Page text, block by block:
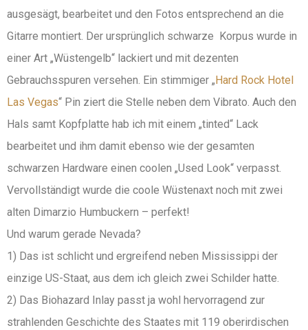
ausgesägt, bearbeitet und den Fotos entsprechend an die
Gitarre montiert. Der ursprünglich schwarze Korpus wurde in
einer Art „Wüstengelb“ lackiert und mit dezenten
Gebrauchsspuren versehen. Ein stimmiger „ Hard Rock Hotel
Las Vegas“ Pin ziert die Stelle neben dem Vibrato. Auch den
Hals samt Kopfplatte hab ich mit einem „tinted“ Lack
bearbeitet und ihm damit ebenso wie der gesamten
schwarzen Hardware einen coolen „Used Look“ verpasst.
Vervollständigt wurde die coole Wüstenaxt noch mit zwei
alten Dimarzio Humbuckern – perfekt!
Und warum gerade Nevada?
1) Das ist schlicht und ergreifend neben Mississippi der
einzige US-Staat, aus dem ich gleich zwei Schilder hatte.
2) Das Biohazard Inlay passt ja wohl hervorragend zur
strahlenden Geschichte des Staates mit 119 oberirdischen